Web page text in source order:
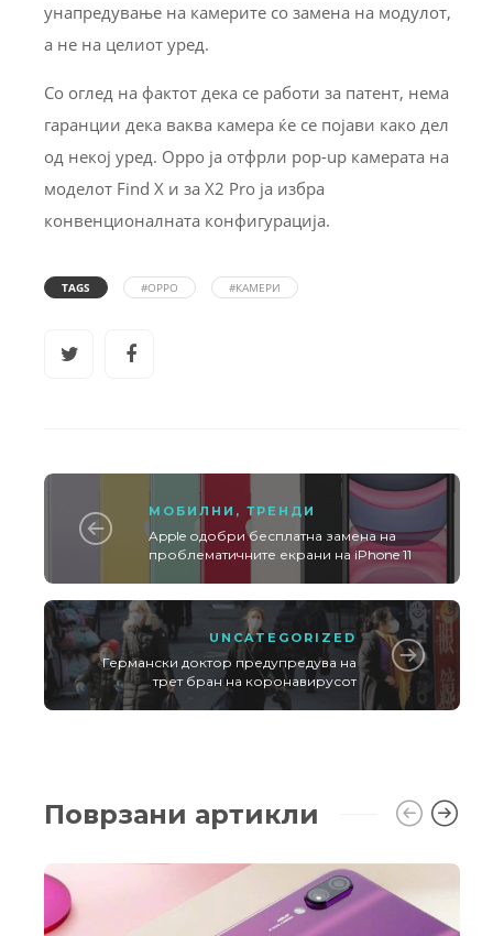
унапредување на камерите со замена на модулот,
а не на целиот уред.
Со оглед на фактот дека се работи за патент, нема
гаранции дека ваква камера ќе се појави како дел
од некој уред. Oppo ја отфрли pop-up камерата на
моделот Find X и за X2 Pro ја избра
конвенционалната конфигурација.
TAGS #OPPO #КАМЕРИ
МОБИЛНИ , ТРЕНДИ
Apple одобри бесплатна замена на
проблематичните екрани на iPhone 11
UNCATEGORIZED
Германски доктор предупредува на
трет бран на коронавирусот
Поврзани артикли